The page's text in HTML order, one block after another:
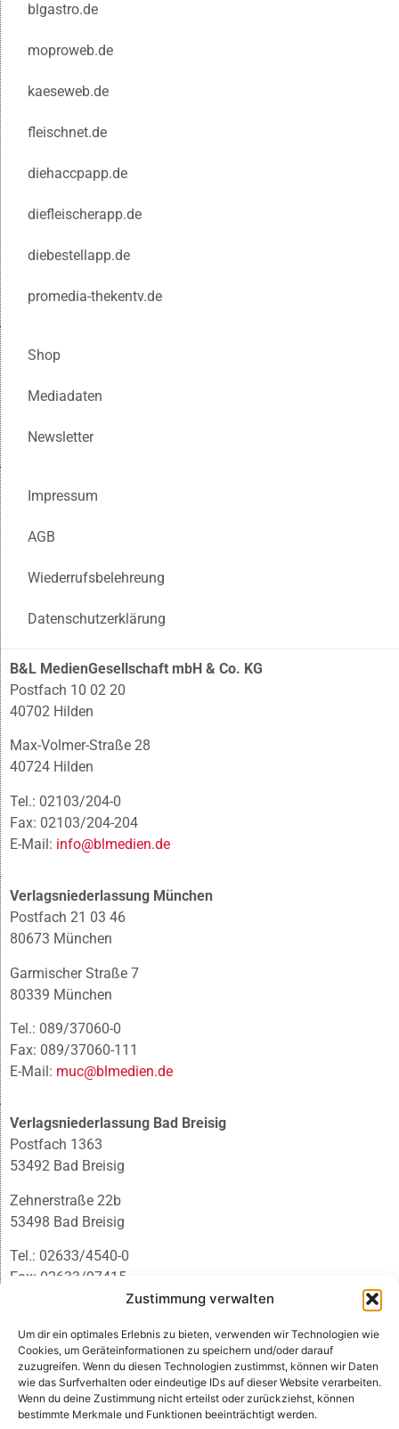
Zustimmung verwalten
Um dir ein optimales Erlebnis zu bieten, verwenden wir Technologien wie
Cookies, um Geräteinformationen zu speichern und/oder darauf
zuzugreifen. Wenn du diesen Technologien zustimmst, können wir Daten
wie das Surfverhalten oder eindeutige IDs auf dieser Website verarbeiten.
Wenn du deine Zustimmung nicht erteilst oder zurückziehst, können
bestimmte Merkmale und Funktionen beeinträchtigt werden.
blgastro.de
moproweb.de
kaeseweb.de
fleischnet.de
diehaccpapp.de
diefleischerapp.de
diebestellapp.de
promedia-thekentv.de
Shop
Mediadaten
Newsletter
Impressum
AGB
Wiederrufsbelehreung
Datenschutzerklärung
B&L MedienGesellschaft mbH & Co. KG
Postfach 10 02 20
40702 Hilden
Max-Volmer-Straße 28
40724 Hilden
Tel.: 02103/204-0
Fax: 02103/204-204
E-Mail: info@blmedien.de
Verlagsniederlassung München
Postfach 21 03 46
80673 München
Garmischer Straße 7
80339 München
Tel.: 089/37060-0
Fax: 089/37060-111
E-Mail: muc@blmedien.de
Verlagsniederlassung Bad Breisig
Postfach 1363
53492 Bad Breisig
Zehnerstraße 22b
53498 Bad Breisig
Tel.: 02633/4540-0
Fax: 02633/97415
infobb@blmedien.de